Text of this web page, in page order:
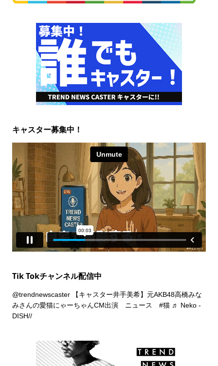
キャスター募集中！
Tik Tokチャンネル配信中
@trendnewscaster【キャスター井手美希】元AKB48高橋みな
みさんの愛猫にゃーちゃんCM出演 ニュース #猫 ♬ Neko -
DISH//